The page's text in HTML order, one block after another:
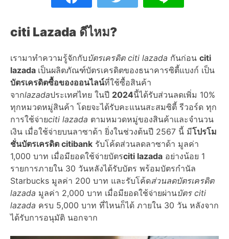
citi Lazada ดีไหม?
เรามาทำความรู้จักกับบัตรเครดิต citi lazada กันก่อน citi
lazada เป็นผลิตภัณฑ์บัตรเครดิตของธนาคารซิตี้แบงก์ เป็น
บัตรเครดิตซื้อของออนไลน์ที่ใช้ซื้อสินค้า
จากlazadaประเทศไทย ในปี 2024นี้ได้รับส่วนลดเพิ่ม 10%
ทุกหมวดหมู่สินค้า โดยจะได้รับคะแนนสะสมซิตี้ รีวอร์ด ทุก
การใช้จ่ายciti lazada ตามหมวดหมู่ของสินค้าและจำนวน
เงิน เมื่อใช้จ่ายบนลาซาด้า ยิ่งในช่วงต้นปี 2567 นี้ มีโปรโม
ชั่นบัตรเครดิต citibank รับโค้ดส่วนลดลาซาด้า มูลค่า
1,000 บาท เมื่อมียอดใช้จ่ายบัตรciti lazada อย่างน้อย 1
รายการภายใน 30 วันหลังได้รับบัตร พร้อมบัตรกำนัล
Starbucks มูลค่า 200 บาท และรับโค้ดส่วนลดบัตรเครดิต
lazada มูลค่า 2,000 บาท เมื่อมียอดใช้จ่ายผ่านบัตร citi
lazada ครบ 5,000 บาท ที่ไหนก็ได้ ภายใน 30 วัน หลังจาก
ได้รับการอนุมัติ นอกจาก